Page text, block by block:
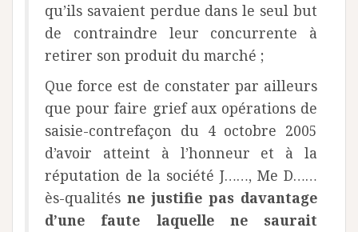
qu’ils savaient perdue dans le seul but
de contraindre leur concurrente à
retirer son produit du marché ;
Que force est de constater par ailleurs
que pour faire grief aux opérations de
saisie-contrefaçon du 4 octobre 2005
d’avoir atteint à l’honneur et à la
réputation de la société J……, Me D……
ès-qualités ne justifie pas davantage
d’une faute laquelle ne saurait